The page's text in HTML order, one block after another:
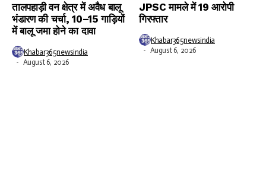
तालपहाड़ी वन क्षेत्र में अवैध बालू
भंडारण की चर्चा, 10–15 गाड़ियों
में बालू जमा होने का दावा
Khabar365newsindia
August 6, 2026
JPSC मामले में 19 आरोपी
गिरफ्तार
Khabar365newsindia
August 6, 2026